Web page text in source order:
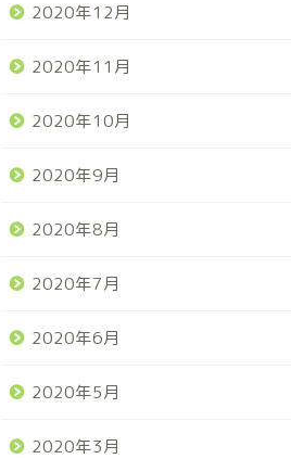
2020年12月
2020年11月
2020年10月
2020年9月
2020年8月
2020年7月
2020年6月
2020年5月
2020年3月